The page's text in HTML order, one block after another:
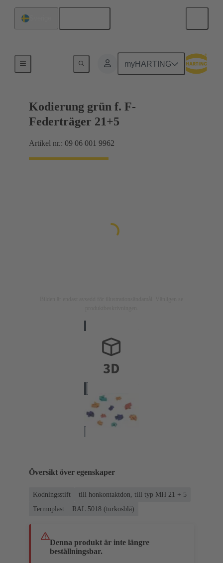
myHARTING
Förbindning moderkort till dotterkort
Kodierung grün f. F-
Federträger 21+5
Artikel nr.: 09 06 001 9962
Översikt över egenskaper
Kodningsstift
till honkontaktdon, till typ MH 21 + 5
Termoplast
RAL 5018 (turkosblå)
Denna produkt är inte längre
beställningsbar.